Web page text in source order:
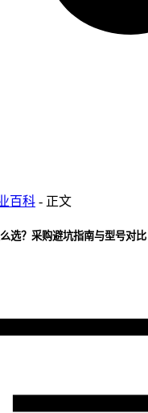
百科 - 正文
选？采购避坑指南与型号对比